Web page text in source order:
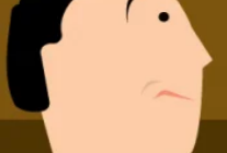
um disléxico que afirme